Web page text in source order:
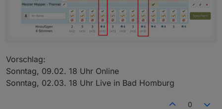
Vorschlag:
Sonntag, 09.02. 18 Uhr Online
Sonntag, 02.03. 18 Uhr Live in Bad Homburg
0